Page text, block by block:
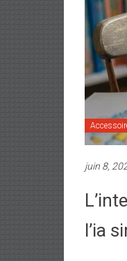
juin 8,
l’ia